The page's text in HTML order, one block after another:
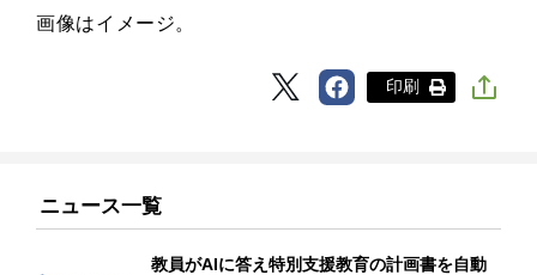
画像はイメージ。
印刷
ニュース一覧
教員がAIに答え特別支援教育の計画書を自動